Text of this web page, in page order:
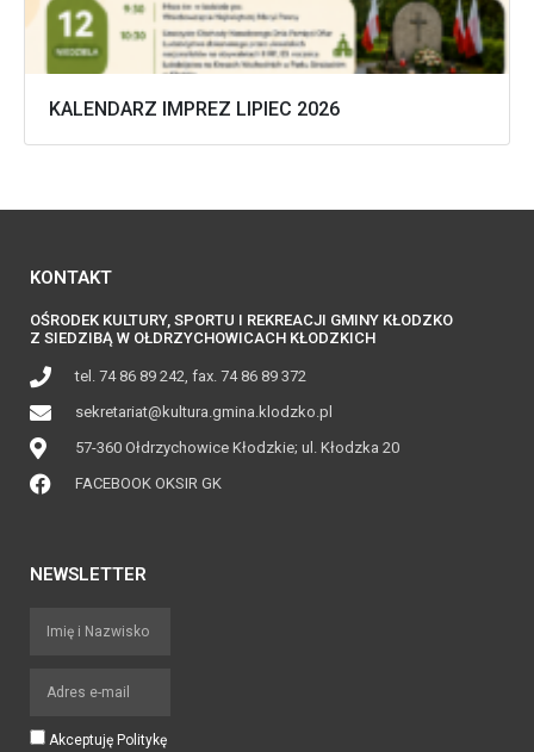
KALENDARZ IMPREZ LIPIEC 2026
KONTAKT
OŚRODEK KULTURY, SPORTU I REKREACJI GMINY KŁODZKO
Z SIEDZIBĄ W OŁDRZYCHOWICACH KŁODZKICH
tel. 74 86 89 242, fax. 74 86 89 372
sekretariat@kultura.gmina.klodzko.pl
57-360 Ołdrzychowice Kłodzkie; ul. Kłodzka 20
FACEBOOK OKSIR GK
NEWSLETTER
Akceptuję Politykę